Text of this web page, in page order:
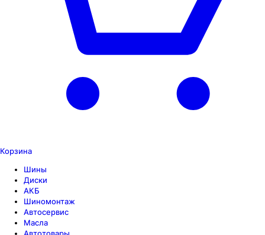
Корзина
Шины
Диски
АКБ
Шиномонтаж
Автосервис
Масла